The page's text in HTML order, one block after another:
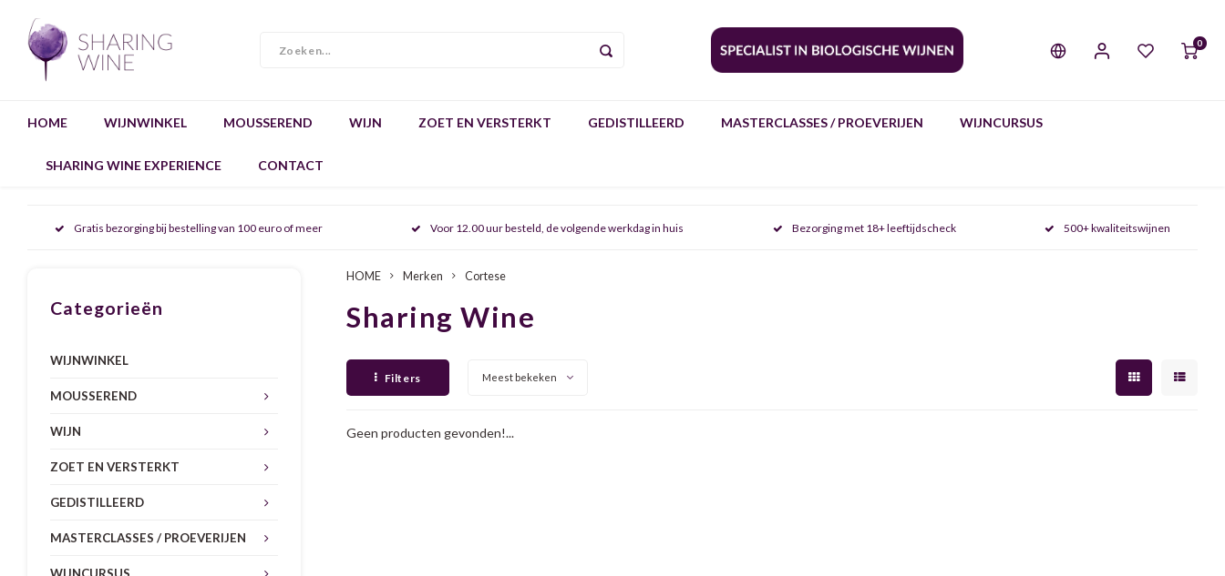
0
HOME WIJNWINKEL MOUSSEREND WIJN ZOET EN VERSTERKT GEDISTILLEERD MASTERCLASSES / PROEVERIJEN WIJNCURSUS
SHARING WINE EXPERIENCE CONTACT
Gratis bezorging bij bestelling van 100 euro of meer Voor 12.00 uur besteld, de volgende werkdag in huis Bezorging met 18+ leeftijdscheck 500+ kwaliteitswijnen
Categorieën
WIJNWINKEL
MOUSSEREND
WIJN
ZOET EN VERSTERKT
GEDISTILLEERD
MASTERCLASSES / PROEVERIJEN
HOME Merken Cortese
Sharing Wine
Filters Meest bekeken
Geen producten gevonden!...